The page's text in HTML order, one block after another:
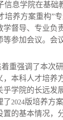
信息学院在基础
培养方案重构”
学督导、专业负
等参加会议。会
重强调了本次
，本科人才培养
乎学院的长远发
了2024版培养方
置的基本情况，